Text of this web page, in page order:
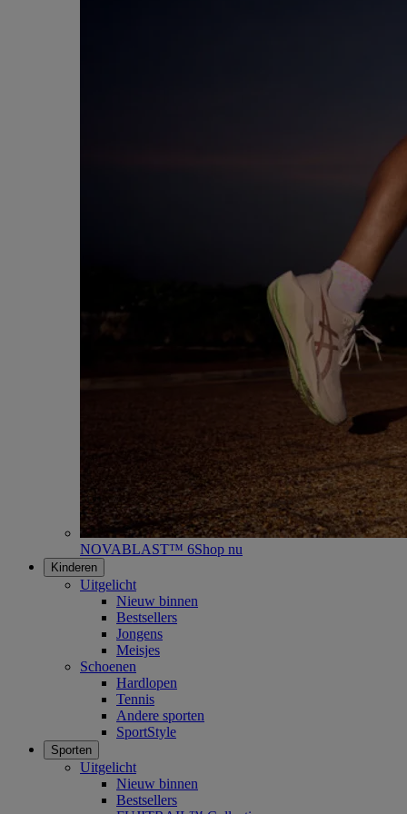
NOVABLAST™ 6Shop nu
Kinderen
Uitgelicht
Nieuw binnen
Bestsellers
Jongens
Meisjes
Schoenen
Hardlopen
Tennis
Andere sporten
SportStyle
Sporten
Uitgelicht
Nieuw binnen
Bestsellers